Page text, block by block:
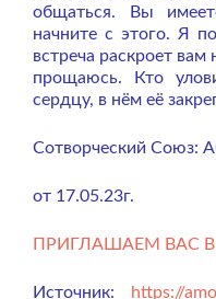
общаться. Вы
начните с этого. Я
встреча раскроет
прощаюсь. Кто
сердцу, в нём её
Сотворческий
от 17.05.23г.
ПРИГЛАШАЕМ ВАС
Источник: https://